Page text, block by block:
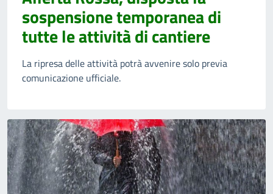
sospensione temporanea di
tutte le attività di cantiere
La ripresa delle attività potrà avvenire solo previa
comunicazione ufficiale.